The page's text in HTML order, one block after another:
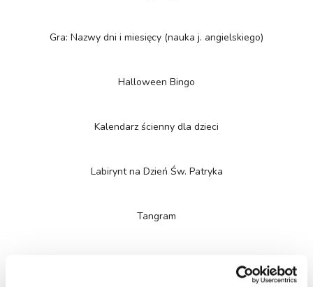
Gra: Nazwy dni i miesięcy (nauka j. angielskiego)
Halloween Bingo
Kalendarz ścienny dla dzieci
Labirynt na Dzień Św. Patryka
Tangram